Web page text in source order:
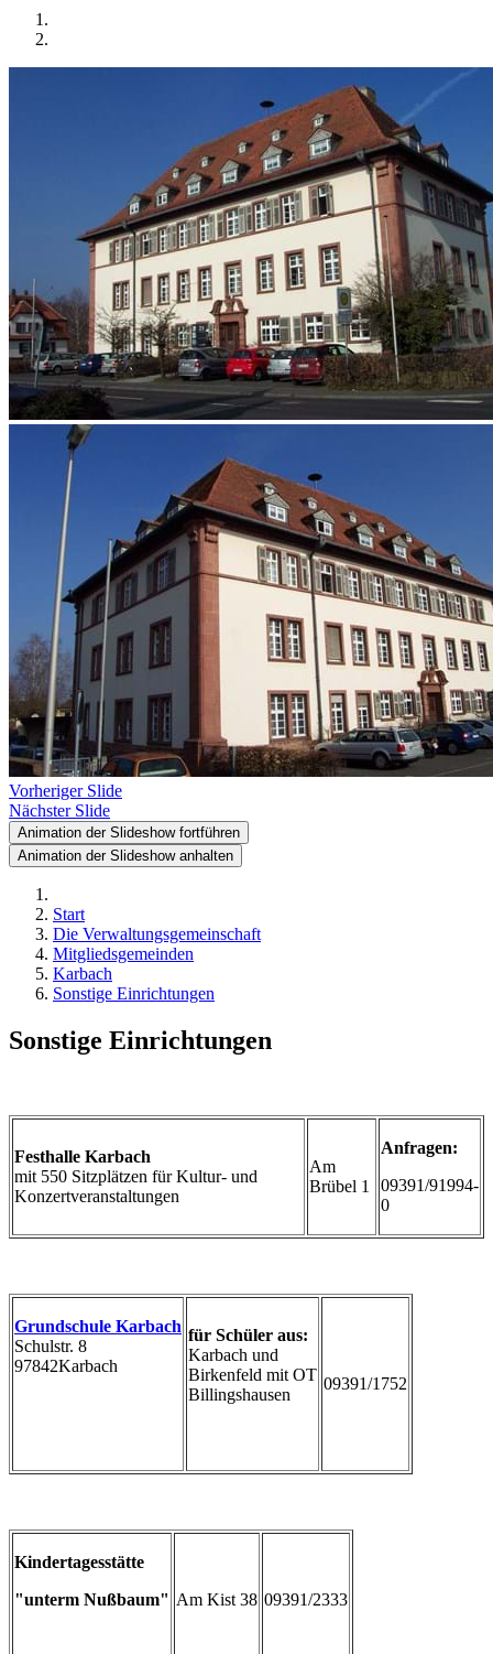
Vorheriger Slide
Nächster Slide
Animation der Slideshow fortführen
Animation der Slideshow anhalten
Start
Die Verwaltungsgemeinschaft
Mitgliedsgemeinden
Karbach
Sonstige Einrichtungen
Sonstige Einrichtungen
Festhalle Karbach
mit 550 Sitzplätzen für Kultur- und
Konzertveranstaltungen
Am
Brübel 1
Anfragen:
09391/91994-
0
Grundschule Karbach
Schulstr. 8
97842Karbach
für Schüler aus:
Karbach und
Birkenfeld mit OT
Billingshausen
09391/1752
Kindertagesstätte
"unterm Nußbaum" Am Kist 38 09391/2333